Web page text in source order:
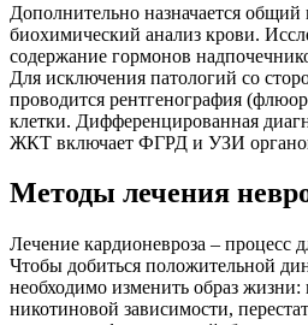
Дополнительно назначается общий
биохимический анализ крови.
содержание гормонов
Для исключения патологий со
проводится рентгенография
клетки. Дифференцированная
ЖКТ включает ФГРД и УЗИ
Методы лечения
Лечение кардионевроза – процесс
Чтобы добиться положительной
необходимо изменить образ жизни:
никотиновой зависимости,